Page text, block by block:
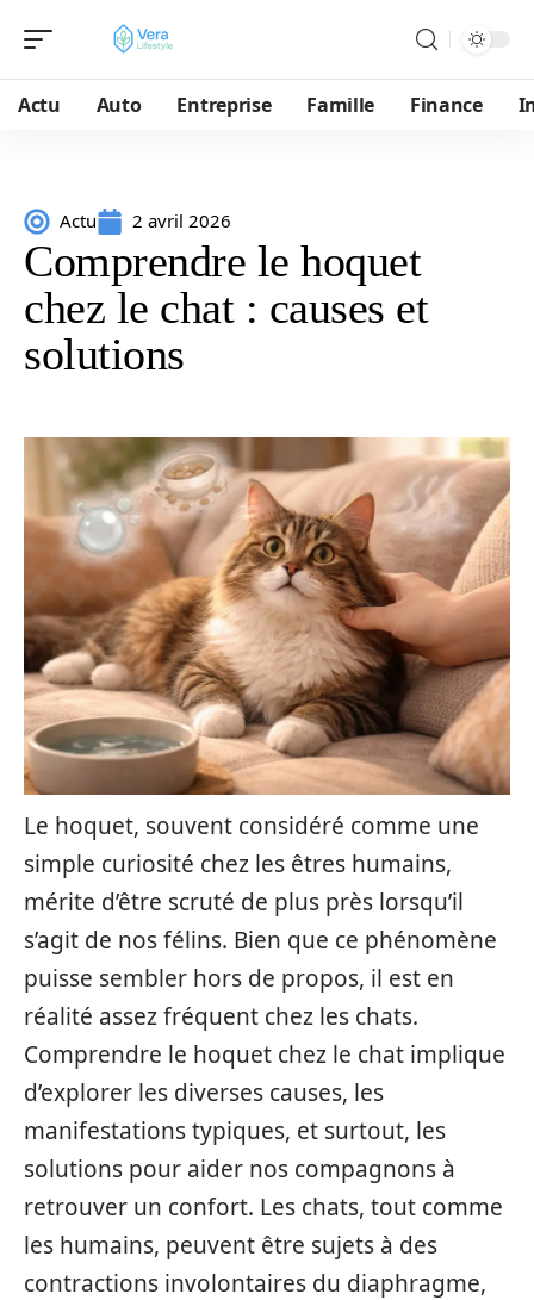
Actu Auto Entreprise Famille Finance
Actu 2 avril 2026
Comprendre le hoquet
chez le chat : causes et
solutions
Le hoquet, souvent considéré comme une
simple curiosité chez les êtres humains,
mérite d’être scruté de plus près lorsqu’il
s’agit de nos félins. Bien que ce phénomène
puisse sembler hors de propos, il est en
réalité assez fréquent chez les chats.
Comprendre le hoquet chez le chat implique
d’explorer les diverses causes, les
manifestations typiques, et surtout, les
solutions pour aider nos compagnons à
retrouver un confort. Les chats, tout comme
les humains, peuvent être sujets à des
contractions involontaires du diaphragme,